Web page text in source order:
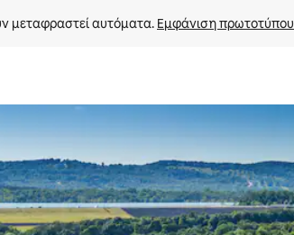
μεταφραστεί αυτόματα. Εμφάνιση πρωτοτύπου